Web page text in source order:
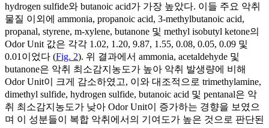
hydrogen sulfide와 butanoic acid가 가장 높았다. 이들 주요 악취
물질 이외에 ammonia, propanoic acid, 3-methylbutanoic acid,
propanal, styrene, m-xylene, butanone 및 methyl isobutyl ketone의
Odor Unit 값은 각각 1.02, 1.20, 9.87, 1.55, 0.08, 0.05, 0.09 및
0.01이었다 (Fig. 2). 위 결과에서 ammonia, acetaldehyde 및
butanone은 악취 최소감지농도가 높아 악취 발생량에 비해
Odor Unit이 크게 감소하였고, 이와 대조적으로 trimethylamine,
dimethyl sulfide, hydrogen sulfide, butanoic acid 및 pentanal은 악
취 최소감지농도가 낮아 Odor Unit이 증가하는 경향을 보였으
며 이 성분들이 복합 악취에서의 기여도가 높은 것으로 판단된